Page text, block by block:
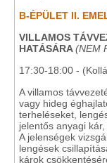
B-ÉPÜLET II.
VILLAMOS
HATÁSÁRA (NEM
17:30-18:00 -
A villamos
vagy hideg
terheléseket,
jelentős anyagi
A jelenségek
lengések
károk